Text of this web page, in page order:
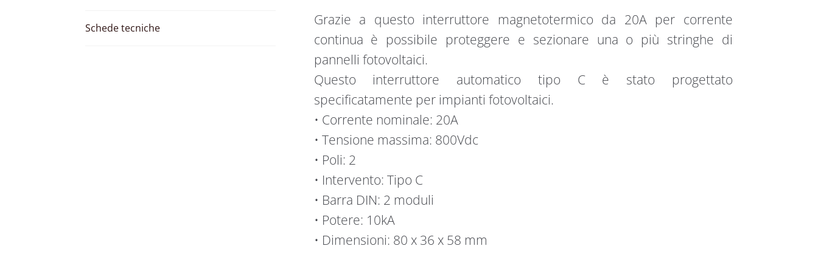
Schede tecniche
Grazie a questo interruttore magnetotermico da 20A per corrente
continua è possibile proteggere e sezionare una o più stringhe di
pannelli fotovoltaici.
Questo interruttore automatico tipo C è stato progettato
specificatamente per impianti fotovoltaici.
• Corrente nominale: 20A
• Tensione massima: 800Vdc
• Poli: 2
• Intervento: Tipo C
• Barra DIN: 2 moduli
• Potere: 10kA
• Dimensioni: 80 x 36 x 58 mm